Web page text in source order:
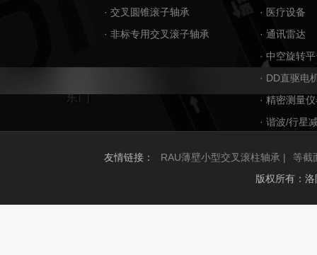
· 交叉圆锥滚子轴承
· 非标专用交叉滚子轴承
· 医疗设备
· 通讯雷达
· 中空旋转
· DD直驱电
· 精密测量
· 谐波/行星
友情链接： RAU薄壁小型交叉滚柱轴承 |
等截
版权所有：